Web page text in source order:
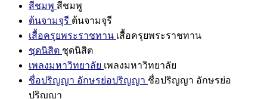
สีชมพู สีชมพู
ต้นจามจุรี ต้นจามจุรี
เสื้อครุยพระราชทาน เสื้อครุยพระราชทาน
ชุดนิสิต ชุดนิสิต
เพลงมหาวิทยาลัย เพลงมหาวิทยาลัย
ชื่อปริญญา อักษรย่อปริญญา ชื่อปริญญา อักษรย่อ
ปริญญา